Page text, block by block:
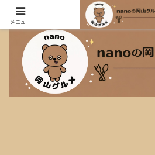
おしゃれなカフェも大盛り定食も大好
メニュー